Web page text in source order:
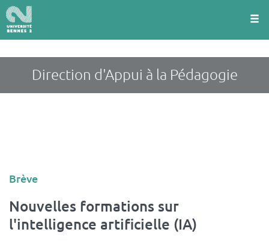
Panneau de gestion des cookies
Aller
au
contenu
Direction d'Appui à la Pédagogie
Type
Brève
Nouvelles formations sur
l'intelligence artificielle (IA)